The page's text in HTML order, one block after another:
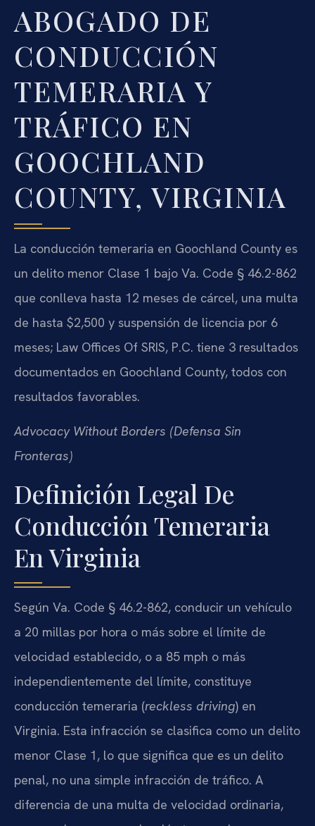
ABOGADO DE
CONDUCCIÓN
TEMERARIA Y
TRÁFICO EN
GOOCHLAND
COUNTY, VIRGINIA
La conducción temeraria en Goochland County es
un delito menor Clase 1 bajo Va. Code § 46.2-862
que conlleva hasta 12 meses de cárcel, una multa
de hasta $2,500 y suspensión de licencia por 6
meses; Law Offices Of SRIS, P.C. tiene 3 resultados
documentados en Goochland County, todos con
resultados favorables.
Advocacy Without Borders (Defensa Sin
Fronteras)
Definición Legal De
Conducción Temeraria
En Virginia
Según Va. Code § 46.2-862, conducir un vehículo
a 20 millas por hora o más sobre el límite de
velocidad establecido, o a 85 mph o más
independientemente del límite, constituye
conducción temeraria (reckless driving) en
Virginia. Esta infracción se clasifica como un delito
menor Clase 1, lo que significa que es un delito
penal, no una simple infracción de tráfico. A
diferencia de una multa de velocidad ordinaria,